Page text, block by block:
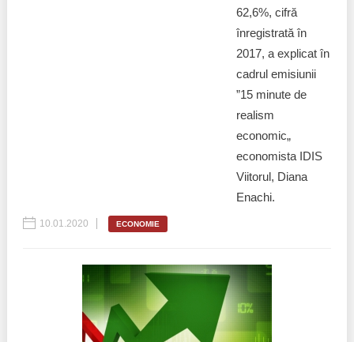
62,6%, cifră
înregistrată în
2017, a explicat în
cadrul emisiunii
”15 minute de
realism
economic„
economista IDIS
Viitorul, Diana
Enachi.
10.01.2020 ECONOMIE